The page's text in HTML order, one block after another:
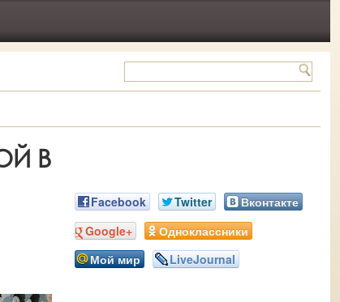
В
Facebook Twitter
Вконтакте
Google+
Одноклассники
Мой мир
LiveJournal